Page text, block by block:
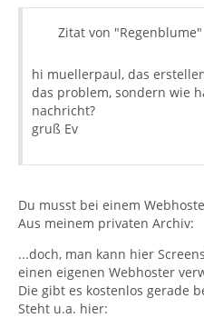
Zitat von "Regenblume"
hi muellerpaul, das
das problem, sondern wie
nachricht?
gruß Ev
Du musst bei einem
Aus meinem privaten Archiv:
...doch, man kann hier
einen eigenen Webhoster
Die gibt es kostenlos gerade
Steht u.a. hier: